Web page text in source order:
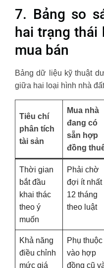
7. Bảng so
hai trạng thái
mua bán
Bảng dữ liệu kỹ thuật
giữa hai loại hình nhà
Tiêu chí
phân tích
tài sản
Mua nhà
đang có
sẵn hợp
đồng
Thời gian
bắt đầu
khai thác
theo ý
muốn
Phải chờ
đợi ít nhất
12 tháng
theo luật
Khả năng
điều chỉnh
mức giá
Phụ thuộc
vào hợp
đồng cũ